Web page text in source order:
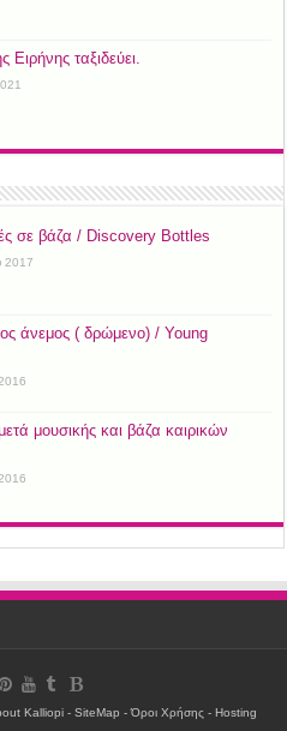
Ειρήνης ταξιδεύει.
σε βάζα / Discovery Bottles
2017
άνεμος ( δρώμενο) / Young
μουσικής και βάζα καιρικών
Kalliopi- SiteMap -Όροι Χρήσης - Hosting